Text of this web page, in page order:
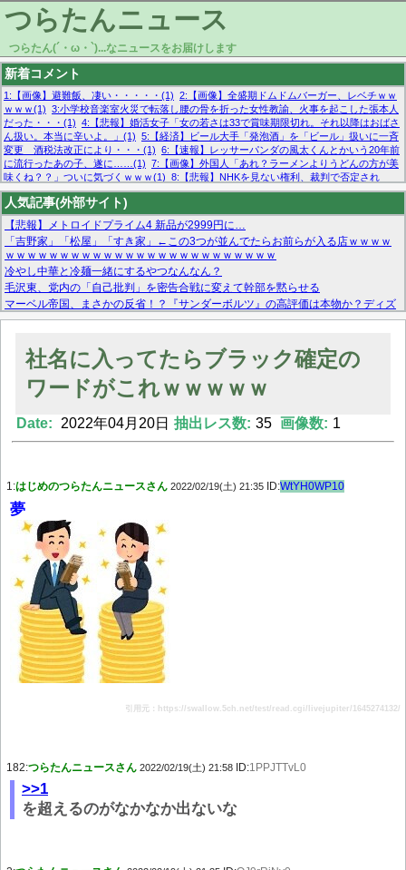
つらたんニュース
つらたん(´・ω・`)...なニュースをお届けします
新着コメント
1:【画像】避難飯、凄い・・・・・(1) 2:【画像】全盛期ドムドムバーガー、レベチｗｗ
ｗｗｗ(1) 3:小学校音楽室火災で転落し腰の骨を折った女性教諭、火事を起こした張本人
だった・・・(1) 4:【悲報】婚活女子「女の若さは33で賞味期限切れ。それ以降はおばさ
ん扱い。本当に辛いよ。」(1) 5:【経済】ビール大手「発泡酒」を「ビール」扱いに一斉
変更 酒税法改正により・・・(1) 6:【速報】レッサーパンダの風太くんとかいう20年前
に流行ったあの子、遂に……(1) 7:【画像】外国人「あれ？ラーメンよりうどんの方が美
味くね？？」ついに気づくｗｗｗ(1) 8:【悲報】NHKを見ない権利、裁判で否定され
る・・・(1) 9:欧州委員長「原発縮小は間違いでした」(1) 10:【悲報】日本企業の人手不
足、限界突破 52%「正社員も足りてません…」(1)
人気記事(外部サイト)
【悲報】メトロイドプライム4 新品が2999円に…
「吉野家」「松屋」「すき家」←この3つが並んでたらお前らが入る店ｗｗｗｗ
ｗｗｗｗｗｗｗｗｗｗｗｗｗｗｗｗｗｗｗｗｗｗｗｗｗ
冷やし中華と冷麺一緒にするやつなんなん？
毛沢東、党内の「自己批判」を密告合戦に変えて幹部を黙らせる
マーベル帝国、まさかの反省！？『サンダーボルツ』の高評価は本物か？ディズ
ニーCEOの「量より質」宣言の裏で渦巻くファンの本音とMCUの未来を徹底考
【モー娘。石田亜佑美】ファーストテイク出演も新規獲得ならず？北川莉央が1
位に
【画像あり】FacebookとかTwitterで拾ったエロ画像貼ってくよ
社名に入ってたらブラック確定の
ワードがこれｗｗｗｗｗ
Date: 2022年04月20日 抽出レス数: 35 画像数: 1
1:はじめのつらたんニュースさん 2022/02/19(土) 21:35 ID:WtYH0WP10
夢
引用元：https://swallow.5ch.net/test/read.cgi/livejupiter/1645274132/
182:つらたんニュースさん 2022/02/19(土) 21:58 ID:1PPJTTvL0
>>1
を超えるのがなかなか出ないな